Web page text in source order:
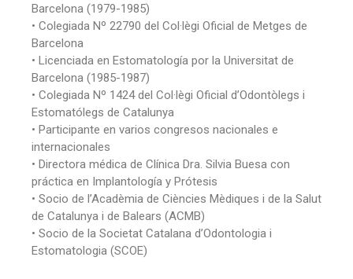
Barcelona (1979-1985)
• Colegiada Nº 22790 del Col·lègi Oficial de Metges de
Barcelona
• Licenciada en Estomatología por la Universitat de
Barcelona (1985-1987)
• Colegiada Nº 1424 del Col·lègi Oficial d’Odontòlegs i
Estomatólegs de Catalunya
• Participante en varios congresos nacionales e
internacionales
• Directora médica de Clínica Dra. Silvia Buesa con
práctica en Implantología y Prótesis
• Socio de l’Acadèmia de Ciències Mèdiques i de la Salut
de Catalunya i de Balears (ACMB)
• Socio de la Societat Catalana d’Odontologia i
Estomatologia (SCOE)